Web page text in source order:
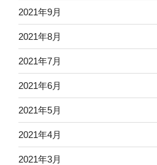
2021年9月
2021年8月
2021年7月
2021年6月
2021年5月
2021年4月
2021年3月